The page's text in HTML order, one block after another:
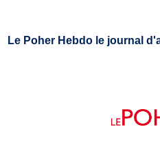
Le Poher Hebdo le journal